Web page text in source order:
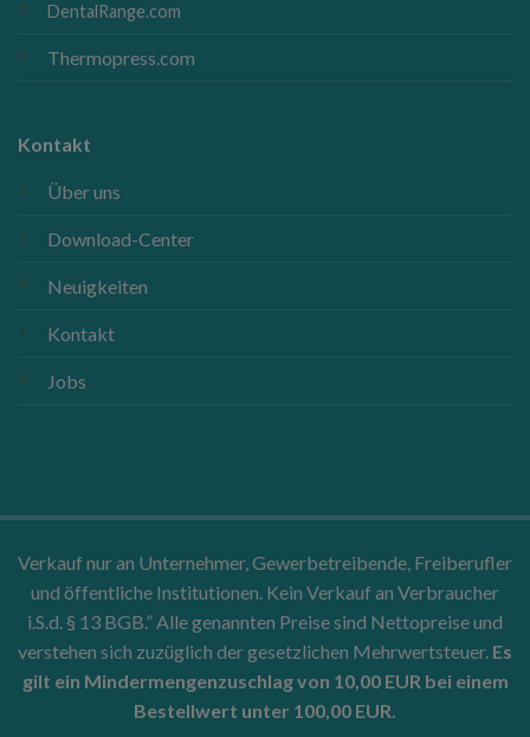
DentalRange.com
Thermopress.com
Kontakt
Über uns
Download-Center
Neuigkeiten
Kontakt
Jobs
Verkauf nur an Unternehmer, Gewerbetreibende, Freiberufler
und öffentliche Institutionen. Kein Verkauf an Verbraucher
i.S.d. § 13 BGB.” Alle genannten Preise sind Nettopreise und
verstehen sich zuzüglich der gesetzlichen Mehrwertsteuer. Es
gilt ein Mindermengenzuschlag von 10,00 EUR bei einem
Bestellwert unter 100,00 EUR.